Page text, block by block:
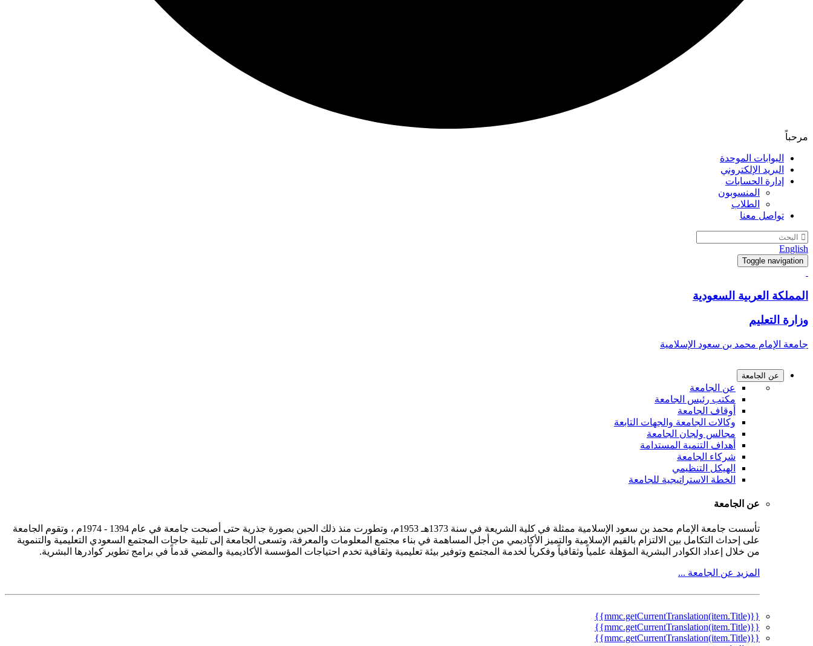
مرحباً
البوابات الموحدة
البريد الإلكتروني
إدارة الحسابات
المنسوبون
الطلاب
تواصل معنا
English
Toggle navigation
المملكة العربية السعودية
وزارة التعليم
جامعة الإمام محمد بن سعود الإسلامية
عن الجامعة
عن الجامعة
مكتب رئيس الجامعة
أوقاف الجامعة
وكالات الجامعة والجهات التابعة
مجالس ولجان الجامعة
أهداف التنمية المستدامة
شركاء الجامعة
الهيكل التنظيمي
الخطة الاستراتيجية للجامعة
عن الجامعة
تأسست جامعة الإمام محمد بن سعود الإسلامية ممثلة في كلية الشريعة في سنة 1373هـ 1953م، وتطورت منذ ذلك الحين بصورة جذرية حتى أصبحت جامعة في عام 1394 - 1974م ، وتقوم الجامعة
على إحداث التكامل بين الالتزام بالقيم الإسلامية والتميز الأكاديمي من أجل المساهمة في بناء مجتمع المعلومات والمعرفة، وتسعى الجامعة إلى تلبية حاجات المجتمع السعودي التعليمية والتنموية
من خلال إعداد الكوادر البشرية المؤهلة علمياً وثقافياً وفكرياً لخدمة المجتمع وتوفير بيئة تعليمية وثقافية تخدم احتياجات المؤسسة الأكاديمية والمضي قدماً في برامج تطوير كوادرها البشرية.
المزيد عن الجامعة ...
{{mmc.getCurrentTranslation(item.Title)}}
{{mmc.getCurrentTranslation(item.Title)}}
{{mmc.getCurrentTranslation(item.Title)}}